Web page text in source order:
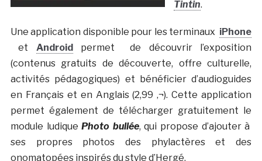
Tintin.
Une application disponible pour les terminaux iPhone
et Androidpermet de découvrir l’exposition
(contenus gratuits de découverte, offre culturelle,
activités pédagogiques) et bénéficier d’audioguides
en Français et en Anglais (2,99 ‚¬). Cette application
permet également de télécharger gratuitement le
module ludiquePhoto bullée, qui propose d’ajouter à
ses propres photos des phylactères et des
onomatopées inspirés du style d’Hergé.